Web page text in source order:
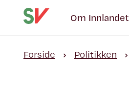
Om
Forside Politikken